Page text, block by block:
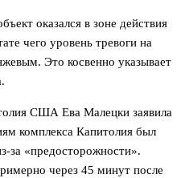
оказался в зоне действия
чего уровень тревоги на
Это косвенно указывает
США Ева Малецки заявила
комплекса Капитолия был
за «предосторожности».
через 45 минут после